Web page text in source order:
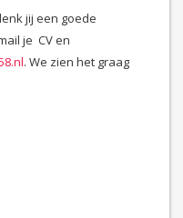
jij een goede
je CV en
. We zien het graag